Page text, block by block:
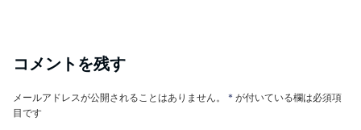
コメントを残す
メールアドレスが公開されることはありません。 * が付いている欄は必須項
目です